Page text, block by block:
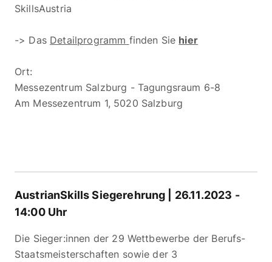
SkillsAustria
-> Das Detailprogramm finden Sie hier
Ort:
Messezentrum Salzburg - Tagungsraum 6-8
Am Messezentrum 1, 5020 Salzburg
AustrianSkills Siegerehrung | 26.11.2023 -
14:00 Uhr
Die Sieger:innen der 29 Wettbewerbe der Berufs-
Staatsmeisterschaften sowie der 3